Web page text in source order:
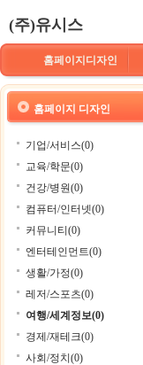
(주)유시스
홈페이지디자인
홈페이지 디자인
기업/서비스(0)
교육/학문(0)
건강/병원(0)
컴퓨터/인터넷(0)
커뮤니티(0)
엔터테인먼트(0)
생활/가정(0)
레저/스포츠(0)
여행/세계정보(0)
경제/재테크(0)
사회/정치(0)